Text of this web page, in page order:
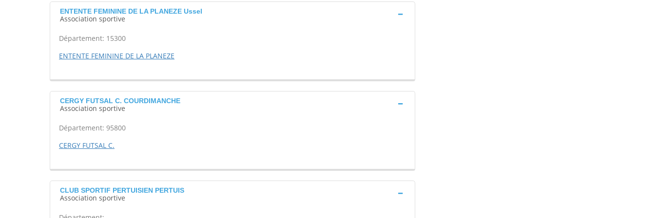
ENTENTE FEMININE DE LA PLANEZE Ussel
Association sportive
Département: 15300
ENTENTE FEMININE DE LA PLANEZE
CERGY FUTSAL C. COURDIMANCHE
Association sportive
Département: 95800
CERGY FUTSAL C.
CLUB SPORTIF PERTUISIEN PERTUIS
Association sportive